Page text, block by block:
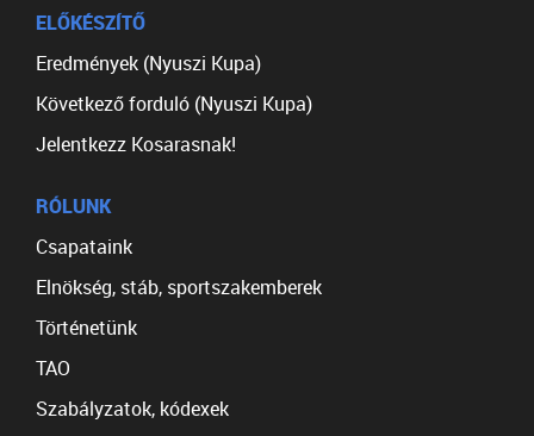
ELŐKÉSZÍTŐ
Eredmények (Nyuszi Kupa)
Következő forduló (Nyuszi Kupa)
Jelentkezz Kosarasnak!
RÓLUNK
Csapataink
Elnökség, stáb, sportszakemberek
Történetünk
TAO
Szabályzatok, kódexek